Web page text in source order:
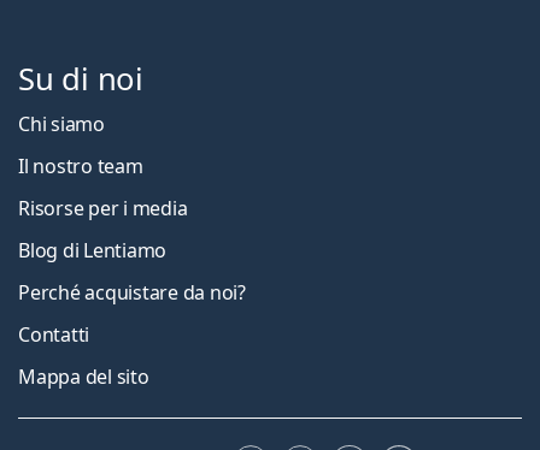
Su di noi
Chi siamo
Il nostro team
Risorse per i media
Blog di Lentiamo
Perché acquistare da noi?
Contatti
Mappa del sito